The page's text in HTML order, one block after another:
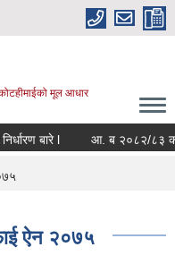
कोटहीमाईको मूल आधार
बारे l आ. ब २०८२/८३ को
ऐन २०७५